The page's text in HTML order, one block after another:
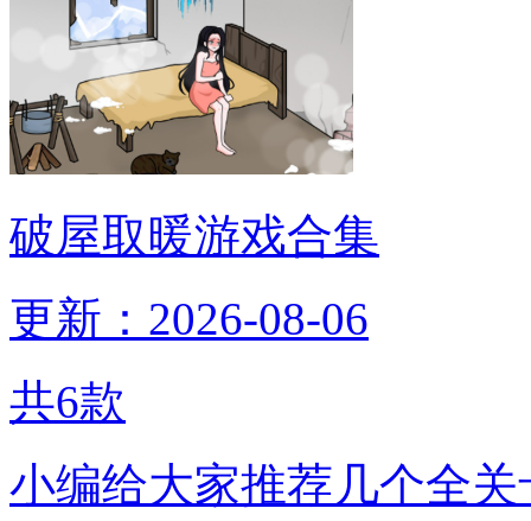
破屋取暖游戏合集
更新：2026-08-06
共6款
小编给大家推荐几个全